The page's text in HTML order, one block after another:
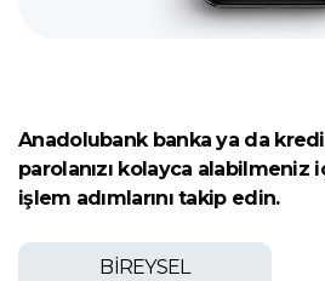
Anadolubank banka ya da kredi
parolanızı kolayca alabilmeniz
işlem adımlarını takip edin.
BİREYSEL